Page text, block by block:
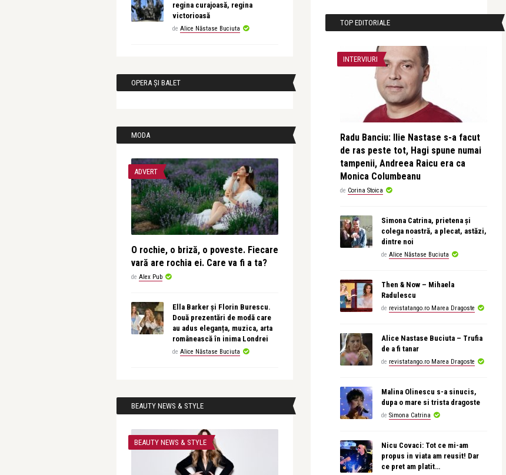
regina curajoasă, regina
victorioasă
de Alice Năstase Buciuta
OPERA ȘI BALET
MODA
ADVERT
O rochie, o briză, o poveste. Fiecare
vară are rochia ei. Care va fi a ta?
de Alex Pub
Ella Barker și Florin Burescu.
Două prezentări de modă care
au adus eleganța, muzica, arta
românească în inima Londrei
de Alice Năstase Buciuta
BEAUTY NEWS & STYLE
BEAUTY NEWS & STYLE
TOP EDITORIALE
INTERVIURI
Radu Banciu: Ilie Nastase s-a facut
de ras peste tot, Hagi spune numai
tampenii, Andreea Raicu era ca
Monica Columbeanu
de Corina Stoica
Simona Catrina, prietena și
colega noastră, a plecat, astăzi,
dintre noi
de Alice Năstase Buciuta
Then & Now – Mihaela
Radulescu
de revistatango.ro Marea Dragoste
Alice Nastase Buciuta – Trufia
de a fi tanar
de revistatango.ro Marea Dragoste
Malina Olinescu s-a sinucis,
dupa o mare si trista dragoste
de Simona Catrina
Nicu Covaci: Tot ce mi-am
propus in viata am reusit! Dar
ce pret am platit…